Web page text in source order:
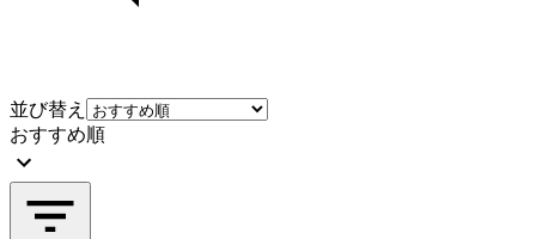
並び替え
おすすめ順